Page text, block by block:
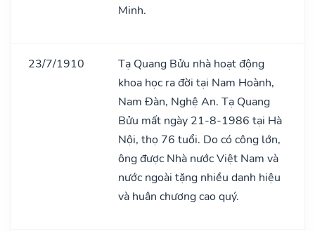
Minh.
23/7/1910
Tạ Quang Bửu nhà hoạt động
khoa học ra đời tại Nam Hoành,
Nam Đàn, Nghệ An. Tạ Quang
Bửu mất ngày 21-8-1986 tại Hà
Nội, thọ 76 tuổi. Do có công lớn,
ông được Nhà nước Việt Nam và
nước ngoài tặng nhiều danh hiệu
và huân chương cao quý.